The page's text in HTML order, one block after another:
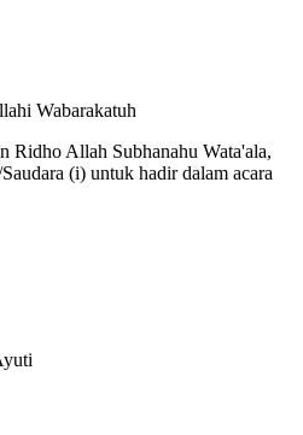
Wabarakatuh
Ridho Allah Subhanahu Wata'ala,
(i) untuk hadir dalam acara